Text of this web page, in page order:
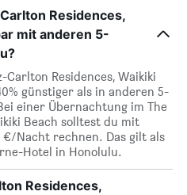
Residences,
mit anderen 5-
Residences, Waikiki
günstiger als in anderen 5-
einer Übernachtung im The
Beach solltest du mit
€/Nacht rechnen. Das gilt als
Hotel in Honolulu.
Residences,